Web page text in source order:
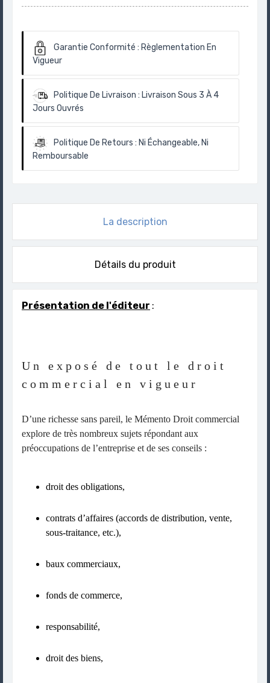
Garantie Conformité : Règlementation En
Vigueur
Politique De Livraison : Livraison Sous 3 À 4
Jours Ouvrés
Politique De Retours : Ni Échangeable, Ni
Remboursable
La description
Détails du produit
Présentation de l'éditeur :
Un exposé de tout le droit
commercial en vigueur
D’une richesse sans pareil, le Mémento Droit commercial
explore de très nombreux sujets répondant aux
préoccupations de l’entreprise et de ses conseils :
droit des obligations,
contrats d’affaires (accords de distribution, vente,
sous-traitance, etc.),
baux commerciaux,
fonds de commerce,
responsabilité,
droit des biens,